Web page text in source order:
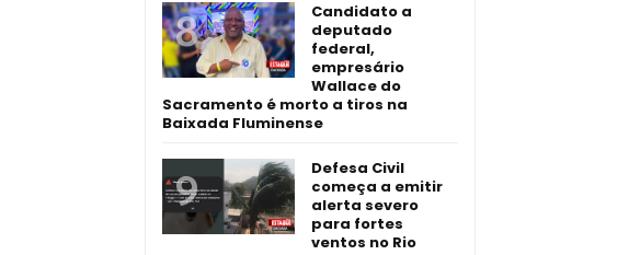
Candidato a
deputado
federal,
empresário
Wallace do
Sacramento é morto a tiros na
Baixada Fluminense
Defesa Civil
começa a emitir
alerta severo
para fortes
ventos no Rio